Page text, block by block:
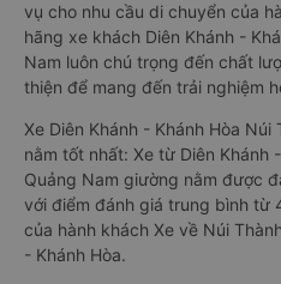
vụ cho nhu cầu di chuyển của
hãng xe khách Diên Khánh -
Nam luôn chú trọng đến chất
thiện để mang đến trải nghiệm
Xe Diên Khánh - Khánh Hòa
nằm tốt nhất: Xe từ Diên Khánh
Quảng Nam giường nằm được
với điểm đánh giá trung bình
của hành khách Xe về Núi
- Khánh Hòa.